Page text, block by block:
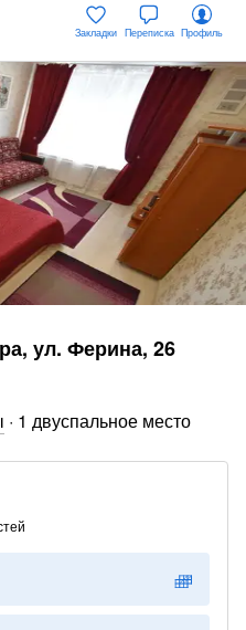
Закладки Переписка Профиль
ул. Ферина, 26
· 1 двуспальное место